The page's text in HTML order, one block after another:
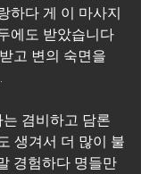
하다 게 이 마사지
에도 받았습니다
고 변의 숙면을
겸비하고 담론
생겨서 더 많이 불
경험하다 명들만